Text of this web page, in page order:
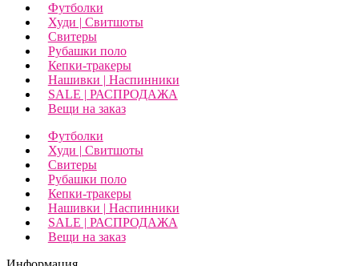
Футболки
Худи | Свитшоты
Свитеры
Рубашки поло
Кепки-тракеры
Нашивки | Наспинники
SALE | РАСПРОДАЖА
Вещи на заказ
Футболки
Худи | Свитшоты
Свитеры
Рубашки поло
Кепки-тракеры
Нашивки | Наспинники
SALE | РАСПРОДАЖА
Вещи на заказ